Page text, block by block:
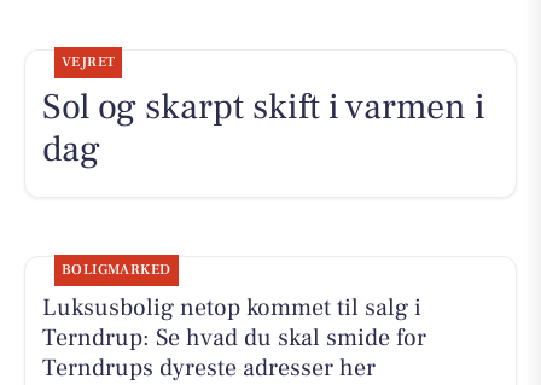
VEJRET
Sol og skarpt skift i varmen i
dag
BOLIGMARKED
Luksusbolig netop kommet til salg i
Terndrup: Se hvad du skal smide for
Terndrups dyreste adresser her